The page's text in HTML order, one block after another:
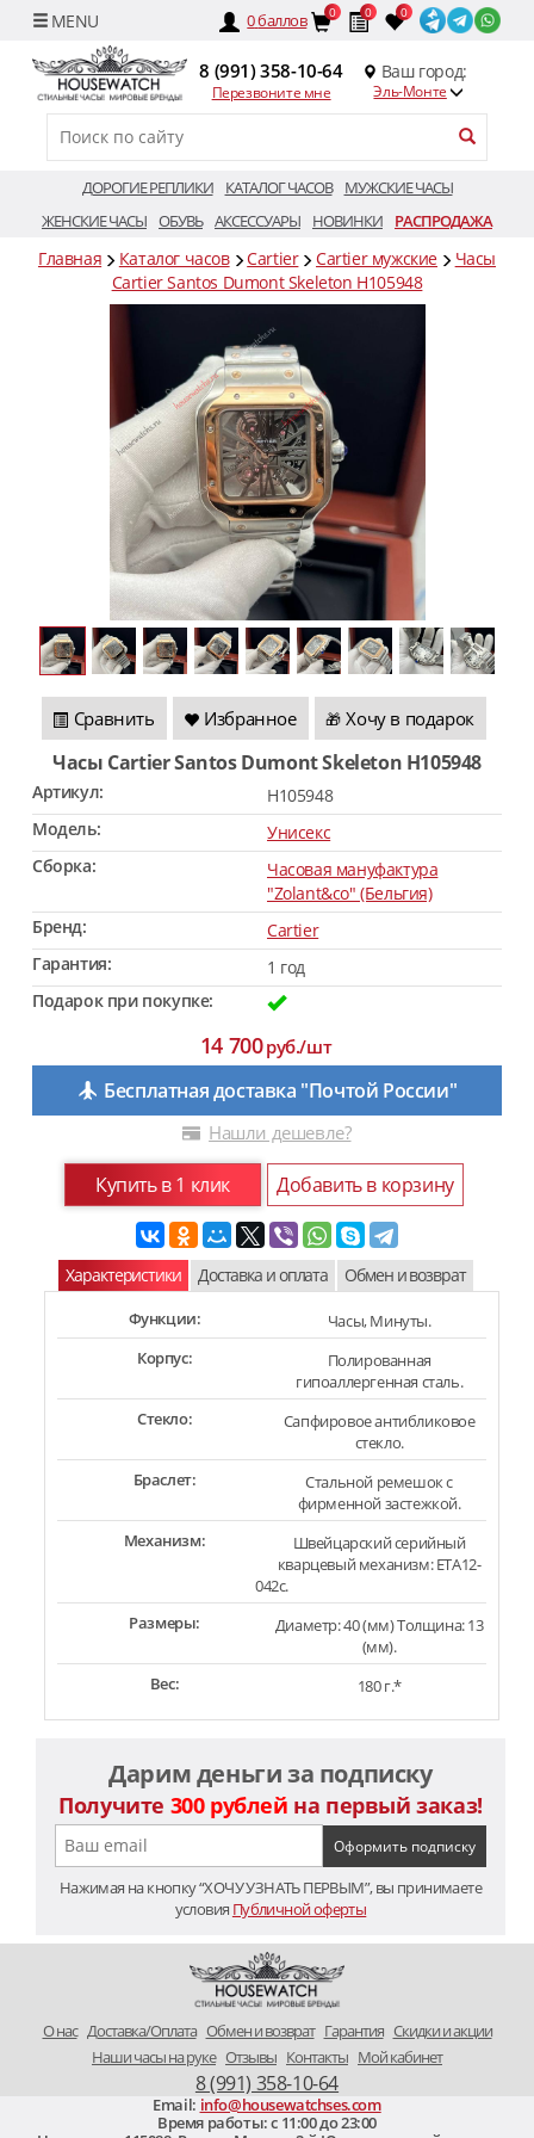
0баллов 0 0 0
8 (991) 358-10-64
Перезвоните мне
Ваш город:
Эль-Монте
ДОРОГИЕ РЕПЛИКИ КАТАЛОГ ЧАСОВ
МУЖСКИЕ ЧАСЫ
ЖЕНСКИЕ ЧАСЫ ОБУВЬ АКСЕССУАРЫ НОВИНКИ РАСПРОДАЖА
Главная Каталог часов Cartier Cartier мужские
Часы
Cartier Santos Dumont Skeleton H105948
Сравнить Избранное 🎁 Хочу в подарок
Часы Cartier Santos Dumont Skeleton H105948
Артикул:
H105948
Модель:
Унисекс
Сборка:
Часовая мануфактура
"Zolant&co" (Бельгия)
Бренд:
Cartier
Гарантия:
1 год
Подарок при покупке:
14 700руб./шт
Бесплатная доставка "Почтой России"
Нашли дешевле?
Купить в 1 клик Добавить в корзину
Характеристики Доставка и оплата Обмен и возврат
Функции:
Часы, Минуты.
Корпус:
Полированная
гипоаллергенная сталь.
Стекло:
Сапфировое антибликовое
стекло.
Браслет:
Стальной ремешок с
фирменной застежкой.
Механизм:
Швейцарский серийный
кварцевый механизм: ETA12-
042c.
Размеры:
Диаметр: 40 (мм) Толщина: 13
(мм).
Вес:
180 г.*
Дарим деньги за подписку
Получите 300 рублей на первый заказ!
Нажимая на кнопку “ХОЧУ УЗНАТЬ ПЕРВЫМ”, вы принимаете
условия Публичной оферты
O нас Доставка/Оплата Обмен и возврат Гарантия Скидки и акции
Наши часы на руке Отзывы Контакты Мой кабинет
8 (991) 358-10-64
Email: info@housewatchses.com
Время работы: c 11:00 до 23:00